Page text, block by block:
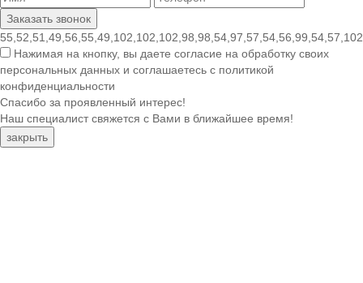
Нажимая на кнопку, вы даете согласие на обработку своих
персональных данных и соглашаетесь с политикой
конфиденциальности
Спасибо за проявленный интерес!
Наш специалист свяжется с Вами в ближайшее время!
закрыть